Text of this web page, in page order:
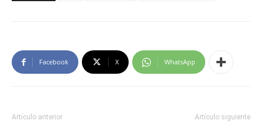
Facebook X WhatsApp
Artículo anterior Artículo siguiente